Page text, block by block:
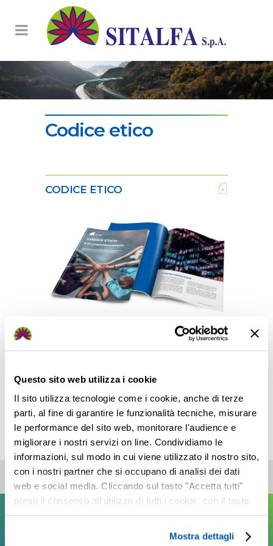
Questo sito web utilizza i cookie
Il sito utilizza tecnologie come i cookie, anche di terze
parti, al fine di garantire le funzionalità tecniche, misurare
le performance del sito web, monitorare l'audience e
migliorare i nostri servizi on line. Condividiamo le
informazioni, sul modo in cui viene utilizzato il nostro sito,
con i nostri partner che si occupano di analisi dei dati
web e social media. Cliccando sul tasto "Accetta tutti"
presti il consenso all'utilizzo di tutti i cookie; con il tasto
"Seleziona" puoi selezionare i cookie a cui prestare il
consenso; con il tasto "Chiudi" o cliccando la “X” in alto a
Mostra dettagli
Codice etico
CODICE ETICO
Ultimo aggiornamento: 12/12/2025
SITEMAP